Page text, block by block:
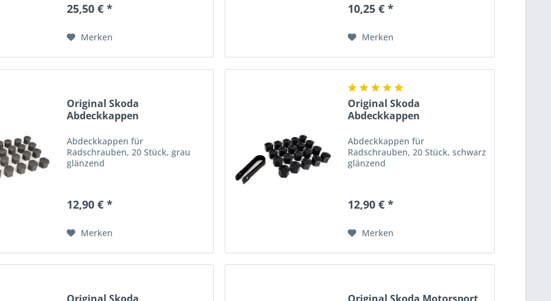
25,50 € *
Merken
10,25 € *
Merken
Original Skoda
Abdeckkappen
Abdeckkappen für
Radschrauben, 20 Stück, grau
glänzend
12,90 € *
Merken
Original Skoda
Abdeckkappen
Abdeckkappen für
Radschrauben, 20 Stück, schwarz
glänzend
12,90 € *
Merken